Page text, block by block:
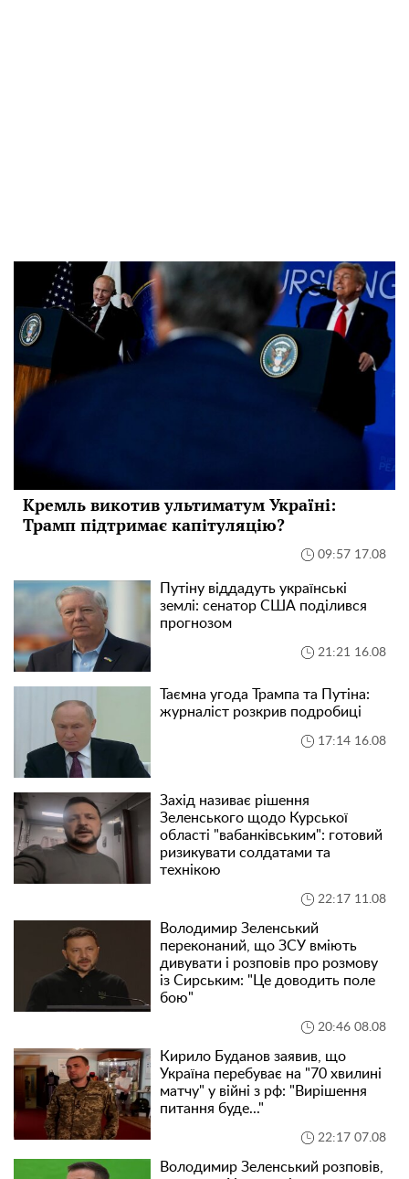
Кремль викотив ультиматум Україні:
Трамп підтримає капітуляцію?
09:57 17.08
Путіну віддадуть українські
землі: сенатор США поділився
прогнозом
21:21 16.08
Таємна угода Трампа та Путіна:
журналіст розкрив подробиці
17:14 16.08
Захід називає рішення
Зеленського щодо Курської
області "вабанківським": готовий
ризикувати солдатами та
технікою
22:17 11.08
Володимир Зеленський
переконаний, що ЗСУ вміють
дивувати і розповів про розмову
із Сирським: "Це доводить поле
бою"
20:46 08.08
Кирило Буданов заявив, що
Україна перебуває на "70 хвилині
матчу" у війні з рф: "Вирішення
питання буде..."
22:17 07.08
Володимир Зеленський розповів,